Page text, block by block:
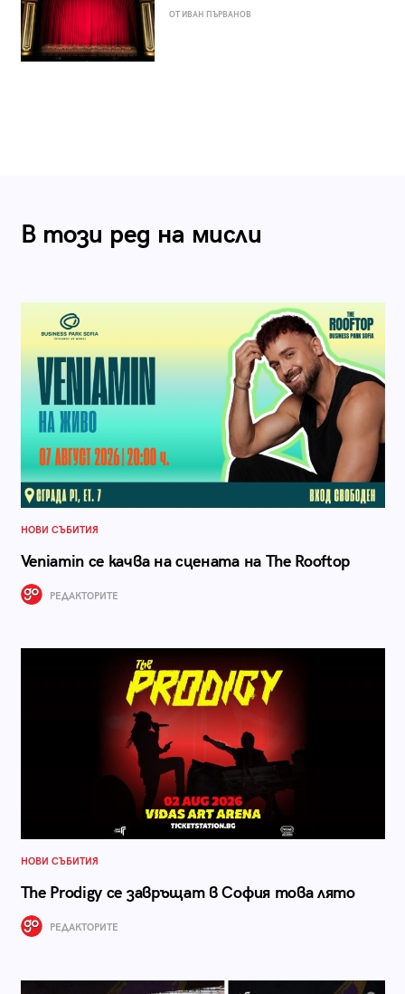
ОТ ИВАН ПЪРВАНОВ
В този ред на мисли
НОВИ СЪБИТИЯ
Veniamin се качва на сцената на The Rooftop
РЕДАКТОРИТЕ
НОВИ СЪБИТИЯ
The Prodigy се завръщат в София това лято
РЕДАКТОРИТЕ